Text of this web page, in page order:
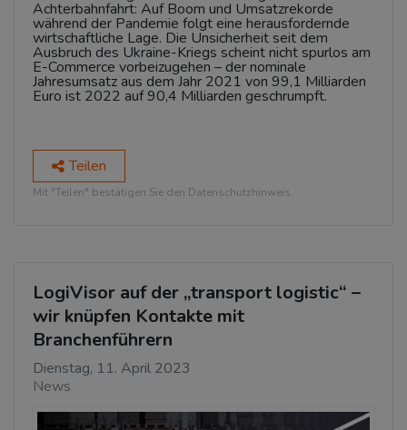
Achterbahnfahrt: Auf Boom und Umsatzrekorde
während der Pandemie folgt eine herausfordernde
wirtschaftliche Lage. Die Unsicherheit seit dem
Ausbruch des Ukraine-Kriegs scheint nicht spurlos am
E-Commerce vorbeizugehen – der nominale
Jahresumsatz aus dem Jahr 2021 von 99,1 Milliarden
Euro ist 2022 auf 90,4 Milliarden geschrumpft.
Teilen
Mit "Teilen" bestätigen Sie den Datenschutzhinweis.
LogiVisor auf der „transport logistic“ –
wir knüpfen Kontakte mit
Branchenführern
Dienstag, 11. April 2023
News